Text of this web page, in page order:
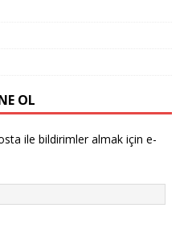
OL
ile bildirimler almak için e-